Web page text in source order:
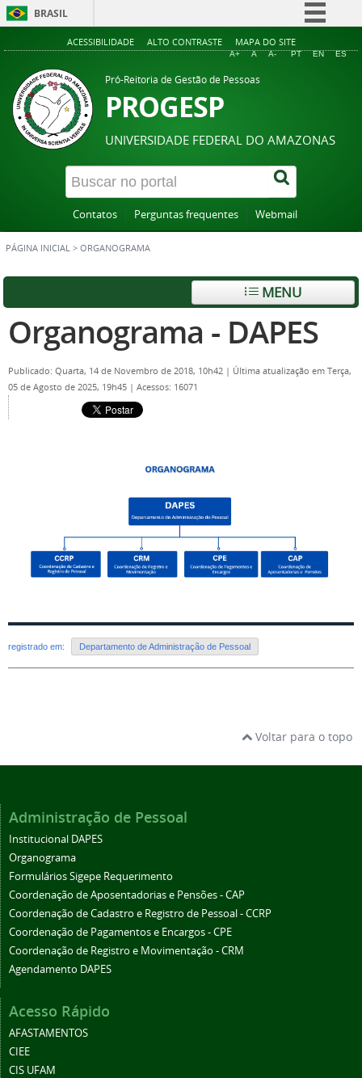
BRASIL
Simplifique!
Acesso à informação
Legislação
Canais
ACESSIBILIDADE ALTO CONTRASTE MAPA DO SITE
A+ A A- PT EN ES
Pró-Reitoria de Gestão de Pessoas
PROGESP
UNIVERSIDADE FEDERAL DO AMAZONAS
Contatos Perguntas frequentes Webmail
PÁGINA INICIAL > ORGANOGRAMA
MENU
Organograma - DAPES
Publicado: Quarta, 14 de Novembro de 2018, 10h42 | Última atualização em Terça,
05 de Agosto de 2025, 19h45 | Acessos: 16071
registrado em: Departamento de Administração de Pessoal
Voltar para o topo
Administração de Pessoal
Institucional DAPES
Organograma
Formulários Sigepe Requerimento
Coordenação de Aposentadorias e Pensões - CAP
Coordenação de Cadastro e Registro de Pessoal - CCRP
Coordenação de Pagamentos e Encargos - CPE
Coordenação de Registro e Movimentação - CRM
Agendamento DAPES
Acesso Rápido
AFASTAMENTOS
CIEE
CIS UFAM